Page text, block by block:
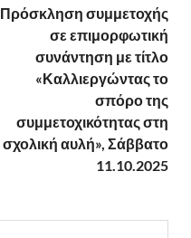
Πρόσκληση συμμετοχής
σε επιμορφωτική
συνάντηση με τίτλο
«Καλλιεργώντας το
σπόρο της
συμμετοχικότητας στη
σχολική αυλή», Σάββατο
11.10.2025